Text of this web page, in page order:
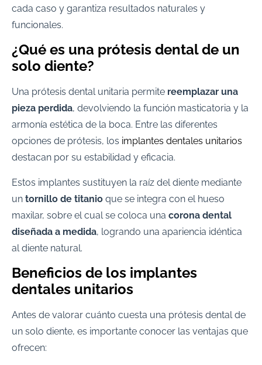
cada caso y garantiza resultados naturales y
funcionales.
¿Qué es una prótesis dental de un
solo diente?
Una prótesis dental unitaria permite reemplazar una
pieza perdida, devolviendo la función masticatoria y la
armonía estética de la boca. Entre las diferentes
opciones de prótesis, los implantes dentales unitarios
destacan por su estabilidad y eficacia.
Estos implantes sustituyen la raíz del diente mediante
un tornillo de titanio que se integra con el hueso
maxilar, sobre el cual se coloca una corona dental
diseñada a medida, logrando una apariencia idéntica
al diente natural.
Beneficios de los implantes
dentales unitarios
Antes de valorar cuánto cuesta una prótesis dental de
un solo diente, es importante conocer las ventajas que
ofrecen: